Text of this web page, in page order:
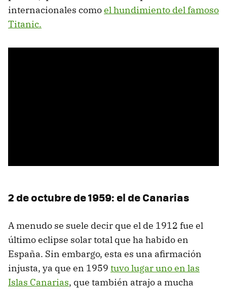
internacionales comoel hundimiento del famoso
Titanic.
2 de octubre de 1959: el de Canarias
A menudo se suele decir que el de 1912 fue el
último eclipse solar total que ha habido en
España. Sin embargo, esta es una afirmación
injusta, ya que en 1959 tuvo lugar uno en las
Islas Canarias, que también atrajo a mucha